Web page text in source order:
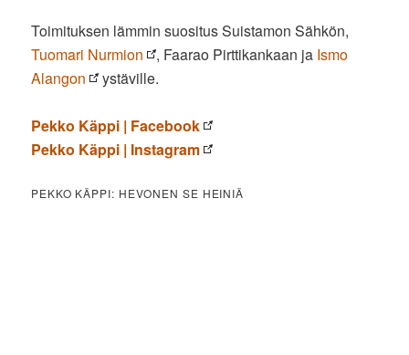
Toimituksen lämmin suositus Suistamon Sähkön,
Tuomari Nurmion
, Faarao Pirttikankaan ja Ismo
Alangon
ystäville.
Pekko Käppi | Facebook
Pekko Käppi | Instagram
PEKKO KÄPPI: HEVONEN SE HEINIÄ